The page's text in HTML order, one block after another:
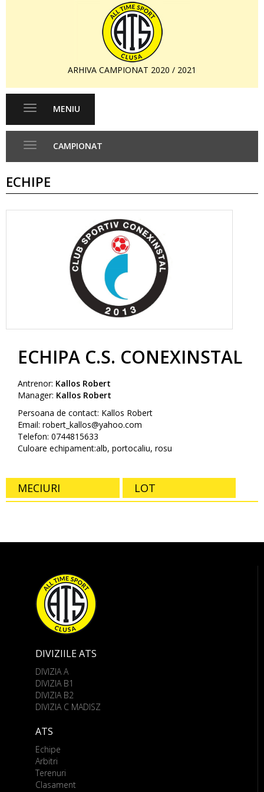
ARHIVA CAMPIONAT 2020 / 2021
Toggle
MENIU
CAMPIONAT
ECHIPE
ECHIPA C.S. CONEXINSTAL
Antrenor: Kallos Robert
Manager: Kallos Robert
Persoana de contact: Kallos Robert
Email: robert_kallos@yahoo.com
Telefon: 0744815633
Culoare echipament:alb, portocaliu, rosu
MECIURI LOT
DIVIZIILE ATS
DIVIZIA A
DIVIZIA B1
DIVIZIA B2
DIVIZIA C MADISZ
ATS
Echipe
Arbitri
Terenuri
Clasament